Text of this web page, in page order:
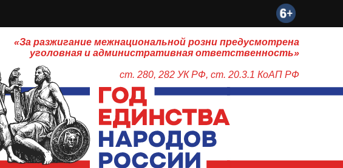
«За разжигание межнациональной розни предусмотрена
уголовная и административная ответственность»
ст. 280, 282 УК РФ, ст. 20.3.1 КоАП РФ